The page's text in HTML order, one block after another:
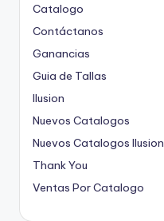
Catalogo
Contáctanos
Ganancias
Guia de Tallas
Ilusion
Nuevos Catalogos
Nuevos Catalogos Ilusion
Thank You
Ventas Por Catalogo